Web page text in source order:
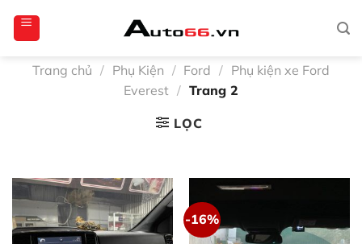
qua
Trang chủ / Phụ Kiện / Ford / Phụ kiện xe Ford
Everest / Trang 2
LỌC
-16%